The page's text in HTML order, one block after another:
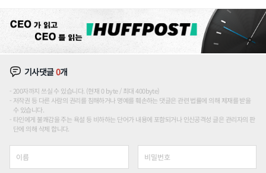
기사댓글0개
200자까지 쓰실 수 있습니다. (현재 0 byte / 최대 400byte)
저작권 등 다른 사람의 권리를 침해하거나 명예를 훼손하는 댓글은 관련 법률에 의해 제재를 받을
수 있습니다.
타인에게 불쾌감을 주는 욕설 등 비하하는 단어가 내용에 포함되거나 인신공격성 글은 관리자의 판
단에 의해 삭제 합니다.